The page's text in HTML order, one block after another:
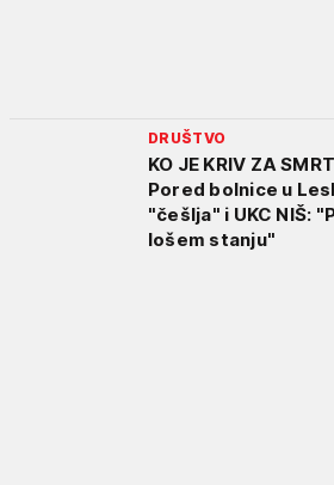
DRUŠTVO
KO JE KRIV ZA
Pored bolnice u
"češlja" i UKC NIŠ:
lošem stanju"